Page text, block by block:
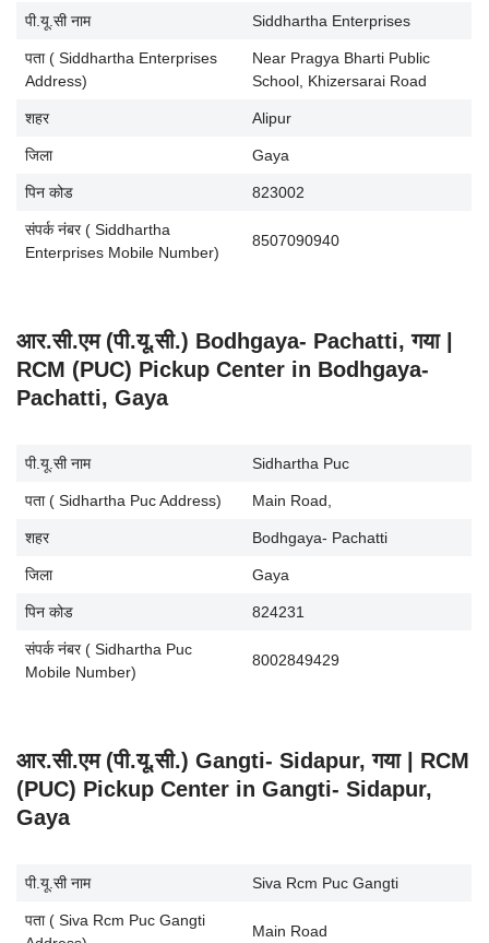
पी.यू.सी नाम Siddhartha Enterprises
पता ( Siddhartha Enterprises
Address)
Near Pragya Bharti Public
School, Khizersarai Road
शहर Alipur
जिला Gaya
पिन कोड 823002
संपर्क नंबर ( Siddhartha
Enterprises Mobile Number)
8507090940
आर.सी.एम (पी.यू.सी.) Bodhgaya- Pachatti, गया |
RCM (PUC) Pickup Center in Bodhgaya-
Pachatti, Gaya
पी.यू.सी नाम Sidhartha Puc
पता ( Sidhartha Puc Address) Main Road,
शहर Bodhgaya- Pachatti
जिला Gaya
पिन कोड 824231
संपर्क नंबर ( Sidhartha Puc
Mobile Number)
8002849429
आर.सी.एम (पी.यू.सी.) Gangti- Sidapur, गया | RCM
(PUC) Pickup Center in Gangti- Sidapur,
Gaya
पी.यू.सी नाम Siva Rcm Puc Gangti
पता ( Siva Rcm Puc Gangti
Main Road